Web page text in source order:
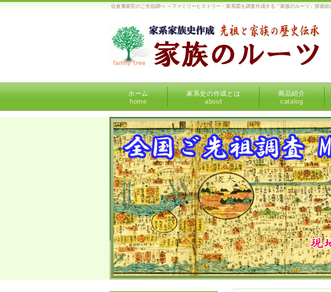
佐倉藩家臣のご先祖調べ ～ファミリーヒストリー・家系図を調査作成する「家族のルーツ」探索総
ホーム
home
家系史の作成とは
about
商品紹介
catalog